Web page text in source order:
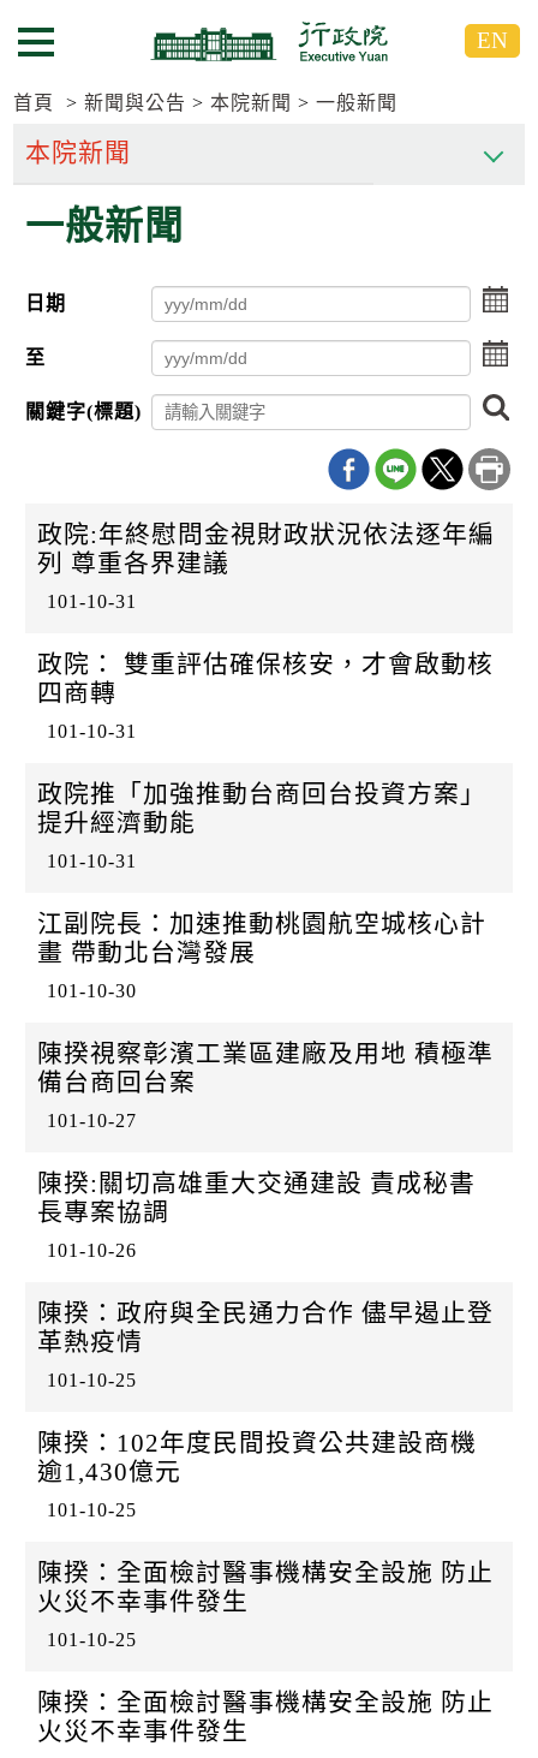
到
要
區
到
要
區
選單按鈕 EN
首頁 新聞與公告 本院新聞 一般新聞
一般新聞
日期
點
擊
選
擇
期
日
至
點
擊
擇
期
迄
關鍵字(標題)
尋
政院:年終慰問金視財政狀況依法逐年編
列 尊重各界建議
101-10-31
政院： 雙重評估確保核安，才會啟動核
四商轉
101-10-31
政院推「加強推動台商回台投資方案」
提升經濟動能
101-10-31
江副院長：加速推動桃園航空城核心計
畫 帶動北台灣發展
101-10-30
陳揆視察彰濱工業區建廠及用地 積極準
備台商回台案
101-10-27
陳揆:關切高雄重大交通建設 責成秘書
長專案協調
101-10-26
陳揆：政府與全民通力合作 儘早遏止登
革熱疫情
101-10-25
陳揆：102年度民間投資公共建設商機
逾1,430億元
101-10-25
陳揆：全面檢討醫事機構安全設施 防止
火災不幸事件發生
101-10-25
陳揆：全面檢討醫事機構安全設施 防止
火災不幸事件發生